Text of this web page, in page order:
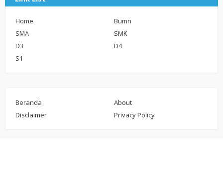
Home
Bumn
SMA
SMK
D3
D4
S1
Beranda
About
Disclaimer
Privacy Policy